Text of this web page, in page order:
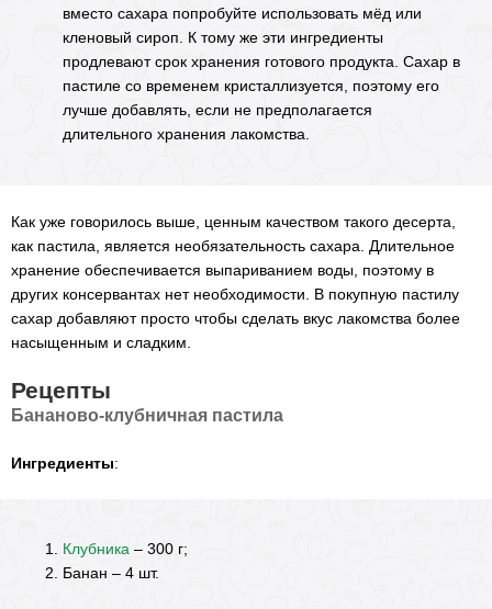
вместо сахара попробуйте использовать мёд или
кленовый сироп. К тому же эти ингредиенты
продлевают срок хранения готового продукта. Сахар в
пастиле со временем кристаллизуется, поэтому его
лучше добавлять, если не предполагается
длительного хранения лакомства.
Как уже говорилось выше, ценным качеством такого десерта,
как пастила, является необязательность сахара. Длительное
хранение обеспечивается выпариванием воды, поэтому в
других консервантах нет необходимости. В покупную пастилу
сахар добавляют просто чтобы сделать вкус лакомства более
насыщенным и сладким.
Рецепты
Бананово-клубничная пастила
Ингредиенты:
Клубника – 300 г;
Банан – 4 шт.